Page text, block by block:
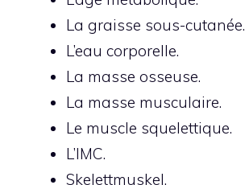
La graisse sous-cutanée.
L’eau corporelle.
La masse osseuse.
La masse musculaire.
Le muscle squelettique.
L’IMC.
Skelettmuskel.